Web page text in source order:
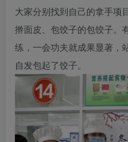
大家分别找到自己的拿手项
擀面皮、包饺子的包饺子。
练，一会功夫就成果显著，
自发包起了饺子。